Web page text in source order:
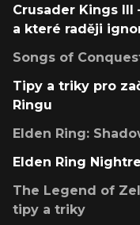
Crusader Kings III
a které raději
Songs of
Tipy a triky pro
Ringu
Elden Ring:
Elden Ring
The Legend of
tipy a triky